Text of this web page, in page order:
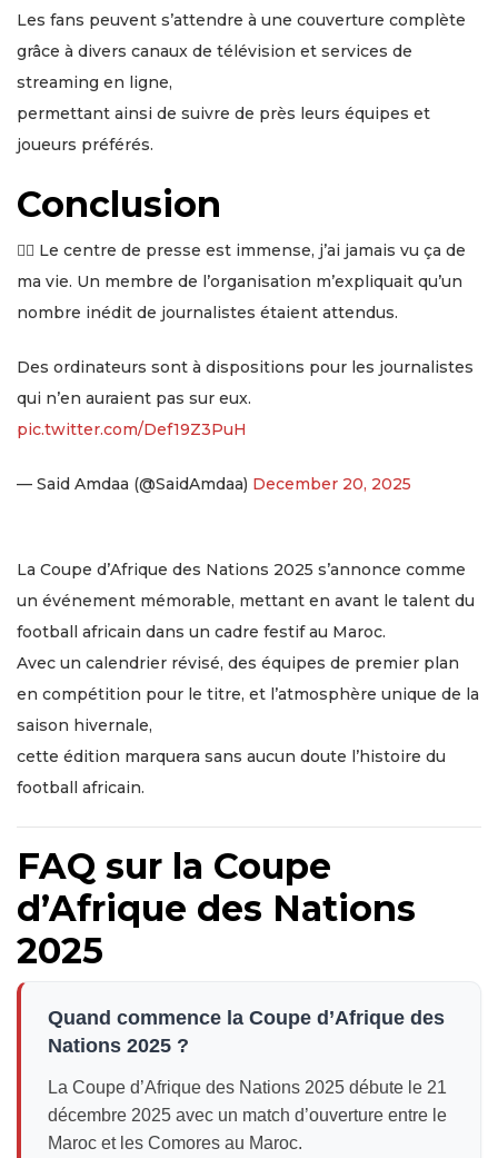
Les fans peuvent s’attendre à une couverture complète
grâce à divers canaux de télévision et services de
streaming en ligne,
permettant ainsi de suivre de près leurs équipes et
joueurs préférés.
Conclusion
😵‍💫 Le centre de presse est immense, j’ai jamais vu ça de
ma vie. Un membre de l’organisation m’expliquait qu’un
nombre inédit de journalistes étaient attendus.
Des ordinateurs sont à dispositions pour les journalistes
qui n’en auraient pas sur eux.
pic.twitter.com/Def19Z3PuH
— Said Amdaa (@SaidAmdaa) December 20, 2025
La Coupe d’Afrique des Nations 2025 s’annonce comme
un événement mémorable, mettant en avant le talent du
football africain dans un cadre festif au Maroc.
Avec un calendrier révisé, des équipes de premier plan
en compétition pour le titre, et l’atmosphère unique de la
saison hivernale,
cette édition marquera sans aucun doute l’histoire du
football africain.
FAQ sur la Coupe
d’Afrique des Nations
2025
Quand commence la Coupe d’Afrique des
Nations 2025 ?
La Coupe d’Afrique des Nations 2025 débute le 21
décembre 2025 avec un match d’ouverture entre le
Maroc et les Comores au Maroc.